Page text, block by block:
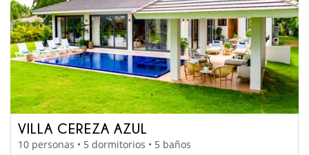
VILLA CEREZA AZUL
10 personas • 5 dormitorios • 5 baños